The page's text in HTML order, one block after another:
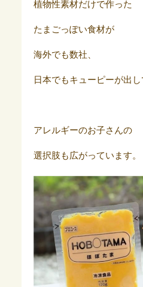
植物性素材だけで作った
たまごっぽい食材が
海外でも数社、
日本でもキューピーが出し
アレルギーのお子さんの
選択肢も広がっています。